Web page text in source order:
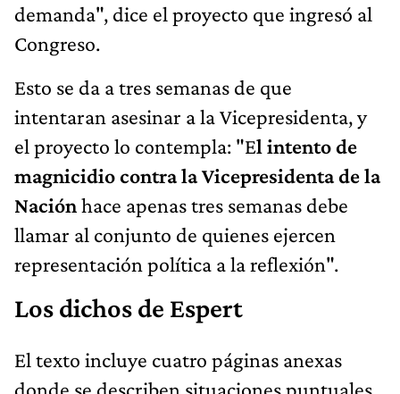
demanda", dice el proyecto que ingresó al
Congreso.
Esto se da a tres semanas de que
intentaran asesinar a la Vicepresidenta, y
el proyecto lo contempla: "El intento de
magnicidio contra la Vicepresidenta de la
Naciónhace apenas tres semanas debe
llamar al conjunto de quienes ejercen
representación política a la reflexión".
Los dichos de Espert
El texto incluye cuatro páginas anexas
donde se describen situaciones puntuales